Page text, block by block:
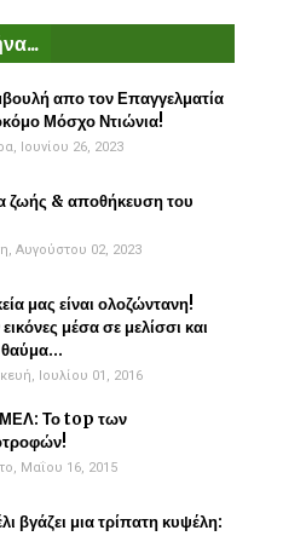
απο τον Επαγγελματία
Μόσχο Ντιώνια!
Ιουνίου 26, 2023
ζωής & αποθήκευση του
Αυγούστου 02, 2023
μας είναι ολοζώντανη!
μέσα σε μελίσσι και
θαύμα...
Ιουλίου 01, 2016
Το top των
Μαΐου 16, 2015
βγάζει μια τρίπατη κυψέλη: